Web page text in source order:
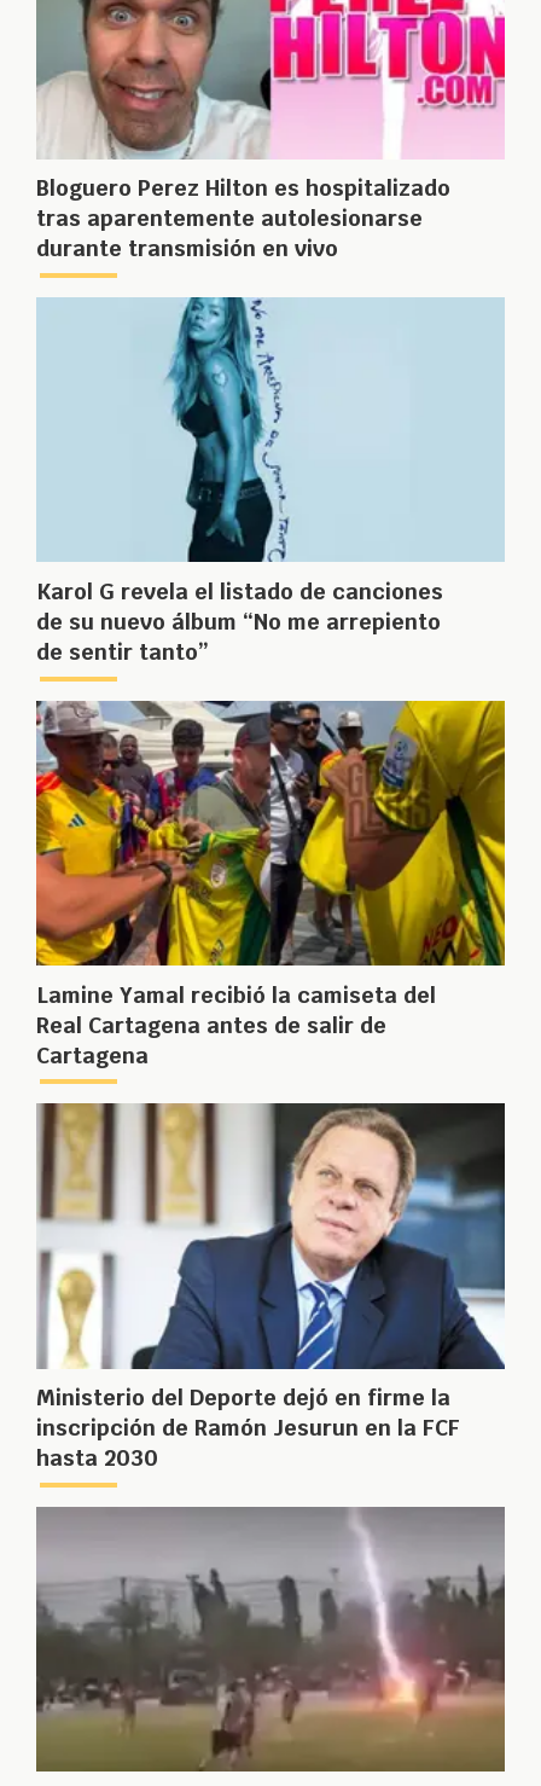
Bloguero Perez Hilton es hospitalizado
tras aparentemente autolesionarse
durante transmisión en vivo
Karol G revela el listado de canciones
de su nuevo álbum “No me arrepiento
de sentir tanto”
Lamine Yamal recibió la camiseta del
Real Cartagena antes de salir de
Cartagena
Ministerio del Deporte dejó en firme la
inscripción de Ramón Jesurun en la FCF
hasta 2030